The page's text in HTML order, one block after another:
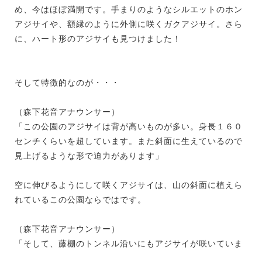
め、今はほぼ満開です。手まりのようなシルエットのホン
アジサイや、額縁のように外側に咲くガクアジサイ。さら
に、ハート形のアジサイも見つけました！
そして特徴的なのが・・・
（森下花音アナウンサー）
「この公園のアジサイは背が高いものが多い。身長１６０
センチくらいを超しています。また斜面に生えているので
見上げるような形で迫力があります」
空に伸びるようにして咲くアジサイは、山の斜面に植えら
れているこの公園ならではです。
（森下花音アナウンサー）
「そして、藤棚のトンネル沿いにもアジサイが咲いていま